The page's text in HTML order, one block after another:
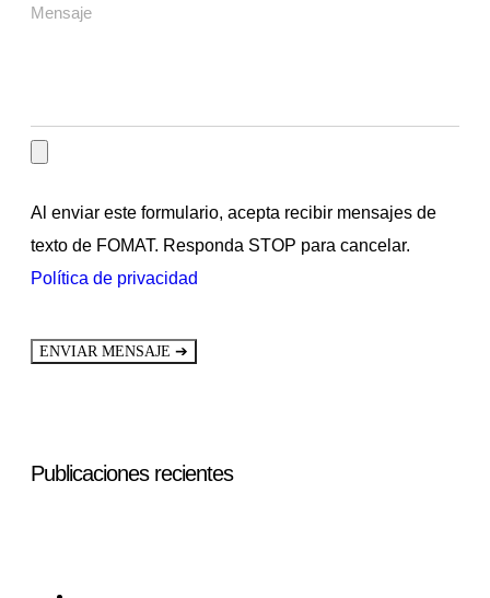
Al enviar este formulario, acepta recibir mensajes de
texto de FOMAT. Responda STOP para cancelar.
Política de privacidad
ENVIAR MENSAJE ➔
Publicaciones recientes